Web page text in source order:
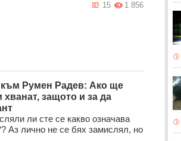
1 856
15
Румен Радев: Ако ще
защото и за да
ли сте се какво означава
Аз лично не се бях замислял, но